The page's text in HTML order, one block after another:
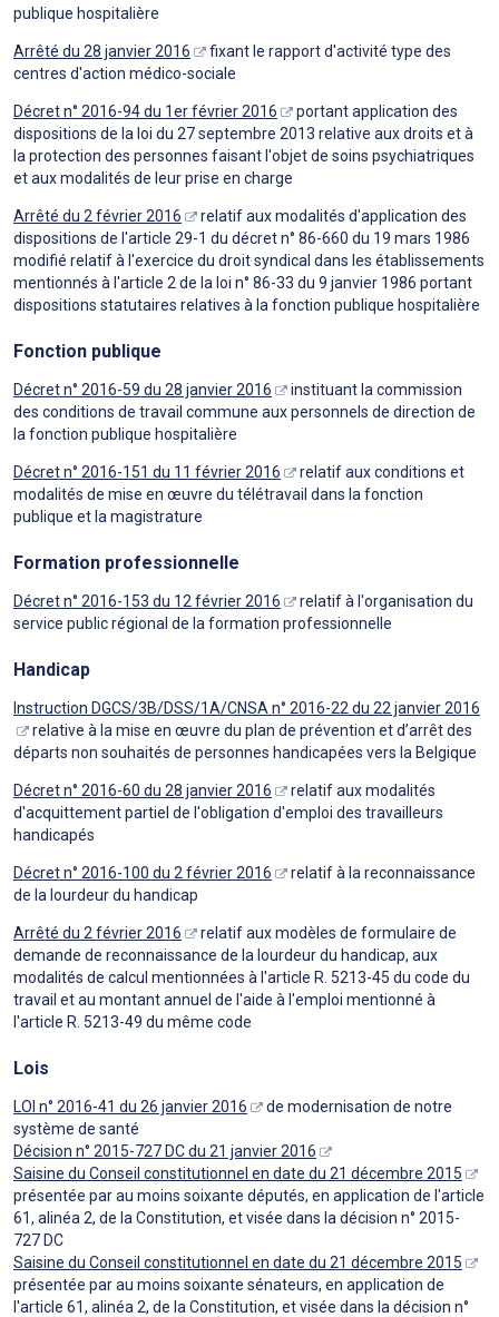
publique hospitalière
Arrêté du 28 janvier 2016
fixant le rapport d'activité type des
centres d'action médico-sociale
Décret n° 2016-94 du 1er février 2016
portant application des
dispositions de la loi du 27 septembre 2013 relative aux droits et à
la protection des personnes faisant l'objet de soins psychiatriques
et aux modalités de leur prise en charge
Arrêté du 2 février 2016
relatif aux modalités d'application des
dispositions de l'article 29-1 du décret n° 86-660 du 19 mars 1986
modifié relatif à l'exercice du droit syndical dans les établissements
mentionnés à l'article 2 de la loi n° 86-33 du 9 janvier 1986 portant
dispositions statutaires relatives à la fonction publique hospitalière
Fonction publique
Décret n° 2016-59 du 28 janvier 2016
instituant la commission
des conditions de travail commune aux personnels de direction de
la fonction publique hospitalière
Décret n° 2016-151 du 11 février 2016
relatif aux conditions et
modalités de mise en œuvre du télétravail dans la fonction
publique et la magistrature
Formation professionnelle
Décret n° 2016-153 du 12 février 2016
relatif à l'organisation du
service public régional de la formation professionnelle
Handicap
Instruction DGCS/3B/DSS/1A/CNSA n° 2016-22 du 22 janvier 2016
relative à la mise en œuvre du plan de prévention et d’arrêt des
départs non souhaités de personnes handicapées vers la Belgique
Décret n° 2016-60 du 28 janvier 2016
relatif aux modalités
d'acquittement partiel de l'obligation d'emploi des travailleurs
handicapés
Décret n° 2016-100 du 2 février 2016
relatif à la reconnaissance
de la lourdeur du handicap
Arrêté du 2 février 2016
relatif aux modèles de formulaire de
demande de reconnaissance de la lourdeur du handicap, aux
modalités de calcul mentionnées à l'article R. 5213-45 du code du
travail et au montant annuel de l'aide à l'emploi mentionné à
l'article R. 5213-49 du même code
Lois
LOI n° 2016-41 du 26 janvier 2016
de modernisation de notre
système de santé
Décision n° 2015-727 DC du 21 janvier 2016
Saisine du Conseil constitutionnel en date du 21 décembre 2015
présentée par au moins soixante députés, en application de l'article
61, alinéa 2, de la Constitution, et visée dans la décision n° 2015-
727 DC
Saisine du Conseil constitutionnel en date du 21 décembre 2015
présentée par au moins soixante sénateurs, en application de
l'article 61, alinéa 2, de la Constitution, et visée dans la décision n°